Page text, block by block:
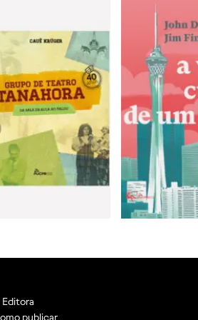
publicar